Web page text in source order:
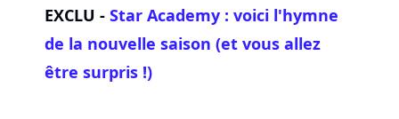
EXCLU - Star Academy : voici l'hymne
de la nouvelle saison (et vous allez
être surpris !)